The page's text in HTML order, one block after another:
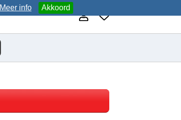
Meer info Akkoord